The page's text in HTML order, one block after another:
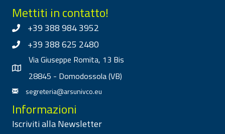
Mettiti in contatto!
+39 388 984 3952
+39 388 625 2480
Via Giuseppe Romita, 13 Bis
28845 - Domodossola (VB)
segreteria@arsunivco.eu
Informazioni
Iscriviti alla Newsletter